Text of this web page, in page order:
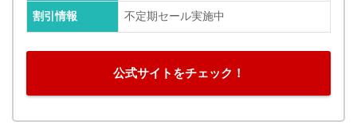
割引情報 不定期セール実施中
公式サイトをチェック！